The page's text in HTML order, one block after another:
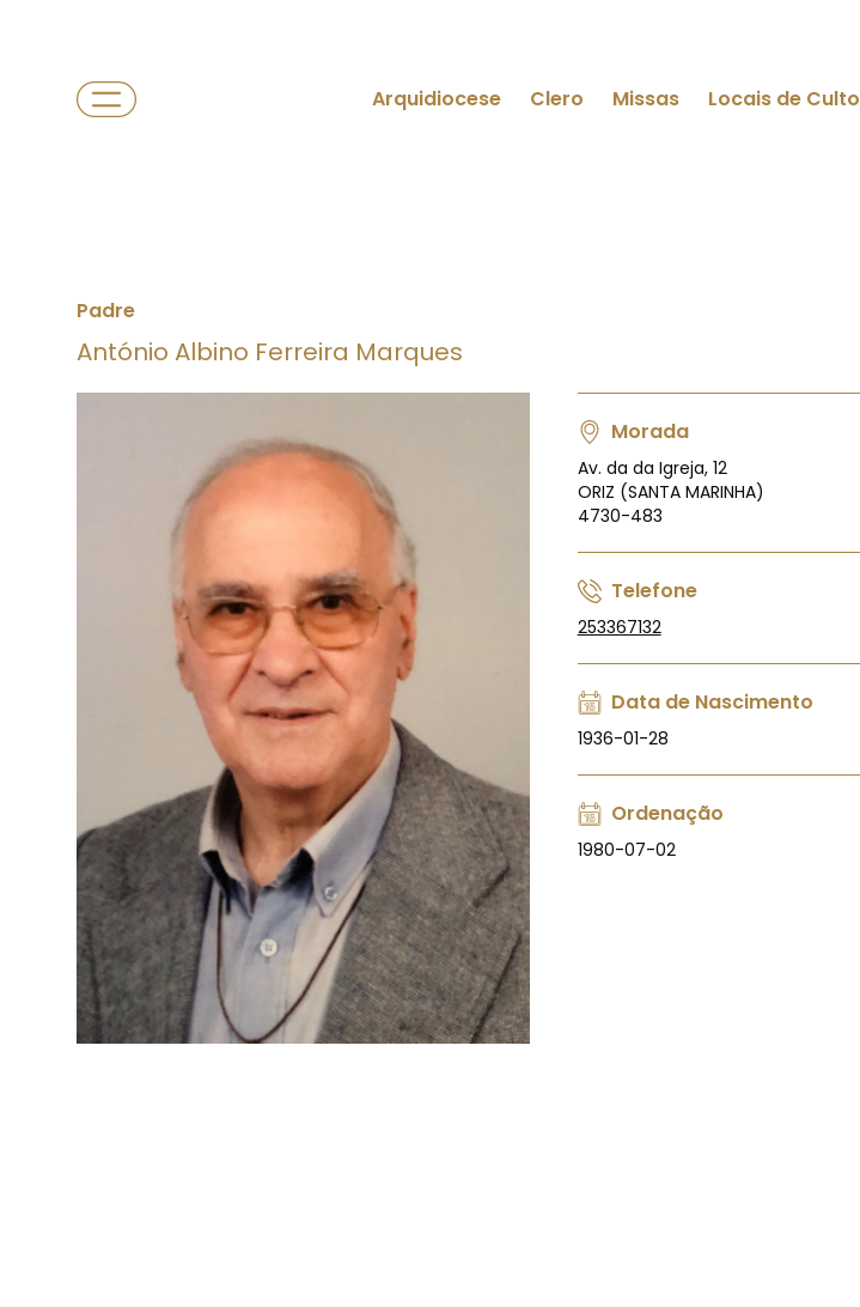
Arquidiocese Clero Missas Locais de Culto
Padre
António Albino Ferreira Marques
Morada
Av. da da Igreja, 12
ORIZ (SANTA MARINHA)
4730-483
Telefone
253367132
Data de Nascimento
1936-01-28
Ordenação
1980-07-02